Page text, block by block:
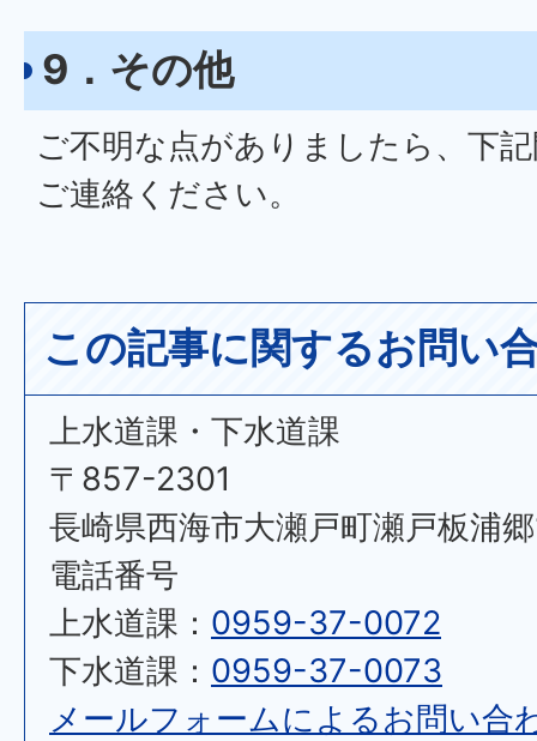
9．その他
ご不明な点がありましたら、下
ご連絡ください。
この記事に関するお問い
上水道課・下水道課
〒857-2301
長崎県西海市大瀬戸町瀬戸板浦
電話番号
上水道課： 0959-37-0072
下水道課： 0959-37-0073
メールフォームによるお問い合